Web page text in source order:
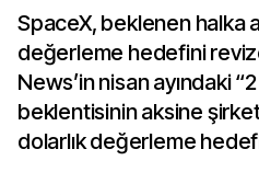
SpaceX, beklenen halka
değerleme hedefini
News’in nisan ayındaki
beklentisinin aksine
dolarlık değerleme